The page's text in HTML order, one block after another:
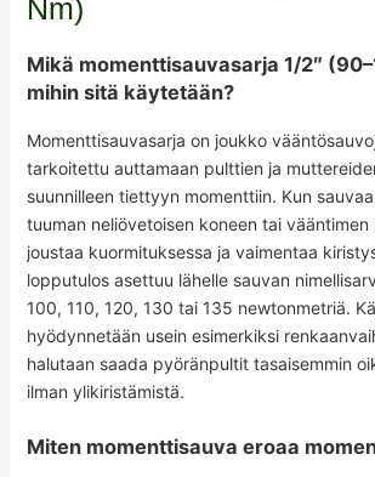
Nm)
Mikä momenttisauvasarja 1/2″
mihin sitä käytetään?
Momenttisauvasarja on joukko
tarkoitettu auttamaan pulttien ja
suunnilleen tiettyyn momenttiin. Kun
tuuman neliövetoisen koneen tai vääntimen
joustaa kuormituksessa ja vaimentaa
lopputulos asettuu lähelle sauvan
100, 110, 120, 130 tai 135 newtonmetriä.
hyödynnetään usein esimerkiksi
halutaan saada pyöränpultit tasaisemmin
ilman ylikiristämistä.
Miten momenttisauva eroaa